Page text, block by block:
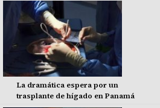
La dramática espera por un
trasplante de hígado en Panamá